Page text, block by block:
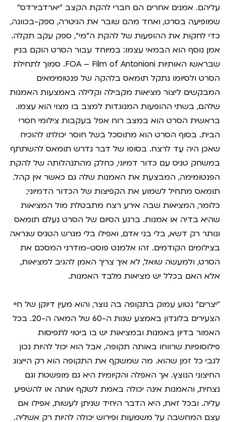
עליהם. אמנים אחרים הם חברי להקת הקצב "יארדבירדס"
שמופיעה בסרט, ואחד מהם שובר את הגיטרה, ספק-בכוונה,
כדי לחקות את ההופעות של להקת ה"מי", ספק עקב תקלה.
אמן נוסף הוא הבמאי עצמו: במיוחד עבור הסרט הוקם בניין
שבראשו האותיות FOA – Film of Antonioni. סמוך לתחילת
הסרט ולסיומו נתקל תומאס בלהקה של פנטומימאים
המבקשים ליצור מציאות מקבילה וקלילה באמצעות האמנות
שלהם, בשתי ההופעות המנוגדות למצב בו מצוי הוא עצמו.
בראשית הסרט הוא במצב רוח אפל בעקבות צילומי חסרי
הבית. בסוף הסרט הוא מתוסכל בשל חוסר יכולתו להוכיח
שאכן היה עֵד לרצח. בסופו של דבר נדרש תומאס להשתתף
במשחק טניס עם כדור דמיוני, כחלק מהתנהלותה של להקת
הפנטומימה, המבצעת את האמנות שלה גם כאשר אין קהל.
תומאס מתחיל לשמוע את הקפיצות של הכדור הדמיוני;
כלומר, המציאות שבה אירע רצח מתבטלת מול המציאות
שהיא בדיה או אמנות. ברגע הסיום של הסרט נעלם תומאס
ונותר רק דשא, בלי בני אדם, ואפילו בלי מגרש הטניס שנראה
בצילומים הקודמים. זהו אלמנט פוסט-מודרני המסכם את
הסרט, ולמעשה שואל, לא איך צריך האמן להגיב למציאות,
אלא האם בכלל יש מציאות מלבד האמנות.
"יצרים" נטוע עמוק בתקופה בה נוצר, והוא מעין דיוקן של חיי
הצעירים בלונדון באמצע שנות ה-60 של המאה ה-20. בכל
האמור בדיון באמנות ובמציאות יש בו ביטוי לתפיסות
פילוסופיות שרווחו באותה תקופה, אבל הוא יכול להיות נכון
לגבי כל זמן שהוא. מה שמשקף את התקופה הוא רק הייצוג
החיצוני הנוצץ. אך האפלה והקיומית היא גם מופשטת וגם
נצחית, והאמנות אינה יכולה באמת לשקף אותה או להשפיע
עליה. ובכל זאת, היא הדבר היחיד שניתן לעשות, אפילו אם
עצם המחשבה על משמעות ופירוש יכולה להיות רק אשליה.